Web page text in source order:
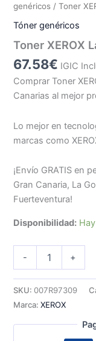
genéricos / Toner
Tóner genéricos
Toner XEROX
67.58€ IGIC
Comprar Toner
Canarias al mejor
Lo mejor en
marcas como
¡Envío GRATIS en
Gran Canaria, La
Fuerteventura!
Disponibilidad:
-
Cian
HP
CC531
+
SKU: 007R97309
Marca:XEROX